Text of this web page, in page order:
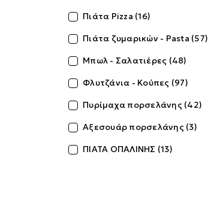
Πιάτα Pizza (16)
Πιάτα ζυμαρικών - Pasta (57)
Μπωλ - Σαλατιέρες (48)
Φλυτζάνια - Κούπες (97)
Πυρίμαχα πορσελάνης (42)
Αξεσουάρ πορσελάνης (3)
ΠΙΑΤΑ ΟΠΑΛΙΝΗΣ (13)